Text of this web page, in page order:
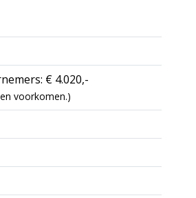
€ 4.020,-
voorkomen.)